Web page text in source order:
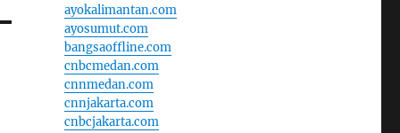
ayokalimantan.com
ayosumut.com
bangsaoffline.com
cnbcmedan.com
cnnmedan.com
cnnjakarta.com
cnbcjakarta.com